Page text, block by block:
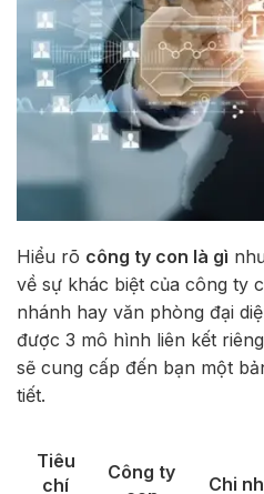
Hiểu rõ công ty con là gì
về sự khác biệt của công ty
nhánh hay văn phòng đại
được 3 mô hình liên kết
sẽ cung cấp đến bạn một
tiết.
Tiêu
chí
Công ty
Chi